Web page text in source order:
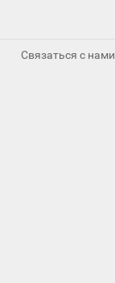
Связаться с нами